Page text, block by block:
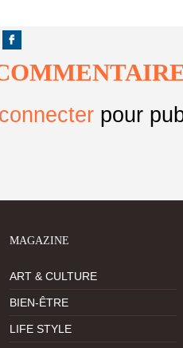
pour
MAGAZINE
ART & CULTURE
BIEN-ÊTRE
LIFE STYLE